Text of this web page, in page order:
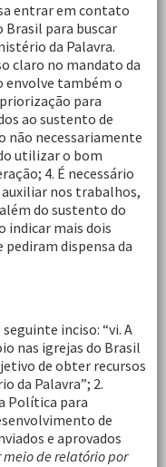
entrar em contato
Brasil para buscar
da Palavra.
claro no mandato da
envolve também o
para
ao sustento de
não necessariamente
utilizar o bom
4. É necessário
nos trabalhos,
do sustento do
indicar mais dois
dispensa da
inciso: “vi. A
nas igrejas do Brasil
de obter recursos
da Palavra”; 2.
Política para
de
e aprovados
de relatório por